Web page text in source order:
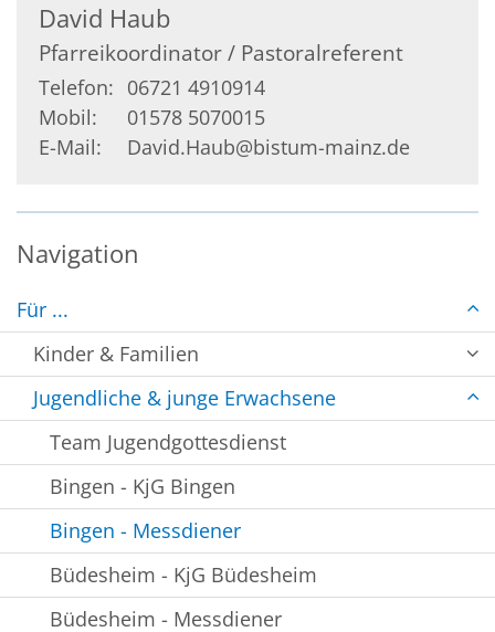
David Haub
Pfarreikoordinator / Pastoralreferent
Telefon: 06721 4910914
Mobil:
01578 5070015
E-Mail:
David.Haub@bistum-mainz.de
Navigation
Für ...
Kinder & Familien
Jugendliche & junge Erwachsene
Team Jugendgottesdienst
Bingen - KjG Bingen
Bingen - Messdiener
Büdesheim - KjG Büdesheim
Büdesheim - Messdiener